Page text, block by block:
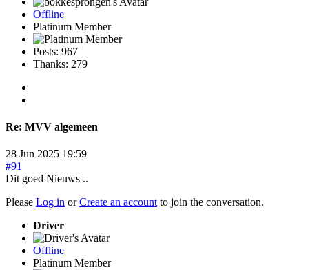
Offline
Platinum Member
Posts: 967
Thanks: 279
Re: MVV algemeen
28 Jun 2025 19:59
#91
Dit goed Nieuws ..
Please Log in orCreate an account to join the conversation.
Driver
Offline
Platinum Member